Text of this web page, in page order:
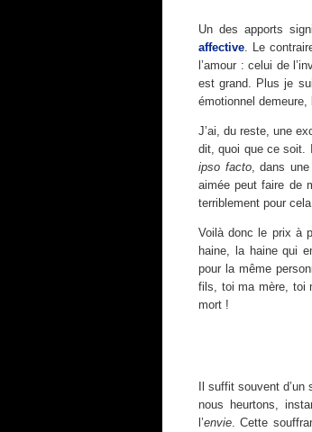
Un des apports
affective . Le
l’amour : celui de
est grand. Plus je
émotionnel demeure,
J’ai, du reste, une
dit, quoi que ce soit.
ipso facto, dans une
aimée peut faire de
terriblement pour
Voilà donc le prix à
haine, la haine qui
pour la même
fils, toi ma mère, toi
mort !
Il suffit souvent
nous heurtons,
l’envie. Cette